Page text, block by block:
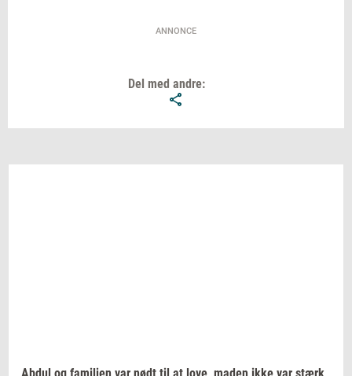
ANNONCE
Del med andre:
Abdul og fa­mi­li­en var nødt til at love, maden ikke var stærk